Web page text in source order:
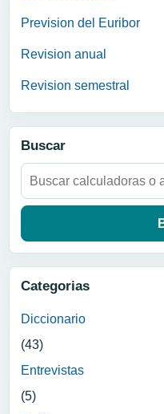
Prevision del Euribor
Revision anual
Revision semestral
Buscar
Buscar:
Categorias
Diccionario
(43)
Entrevistas
(5)